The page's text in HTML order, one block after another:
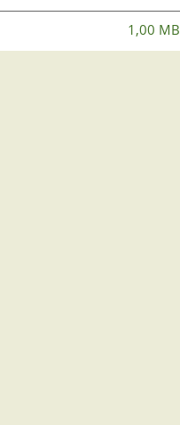
1,00 MB